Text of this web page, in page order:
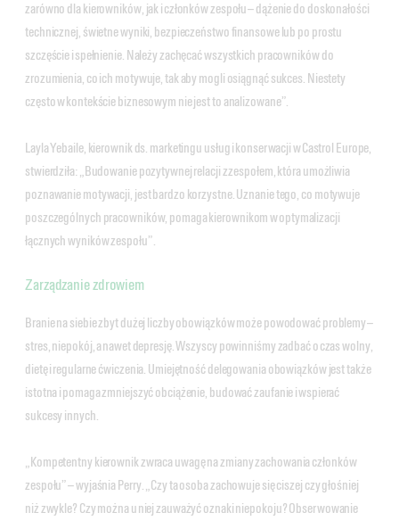
zarówno dla kierowników, jak i członków zespołu — dążenie do doskonałości
technicznej, świetne wyniki, bezpieczeństwo finansowe lub po prostu
szczęście i spełnienie. Należy zachęcać wszystkich pracowników do
zrozumienia, co ich motywuje, tak aby mogli osiągnąć sukces. Niestety
często w kontekście biznesowym nie jest to analizowane”.
Layla Yebaile, kierownik ds. marketingu usług i konserwacji w Castrol Europe,
stwierdziła: „Budowanie pozytywnej relacji z zespołem, która umożliwia
poznawanie motywacji, jest bardzo korzystne. Uznanie tego, co motywuje
poszczególnych pracowników, pomaga kierownikom w optymalizacji
łącznych wyników zespołu”.
Zarządzanie zdrowiem
Branie na siebie zbyt dużej liczby obowiązków może powodować problemy —
stres, niepokój, a nawet depresję. Wszyscy powinniśmy zadbać o czas wolny,
dietę i regularne ćwiczenia. Umiejętność delegowania obowiązków jest także
istotna i pomaga zmniejszyć obciążenie, budować zaufanie i wspierać
sukcesy innych.
„Kompetentny kierownik zwraca uwagę na zmiany zachowania członków
zespołu” — wyjaśnia Perry. „Czy ta osoba zachowuje się ciszej czy głośniej
niż zwykle? Czy można u niej zauważyć oznaki niepokoju? Obserwowanie